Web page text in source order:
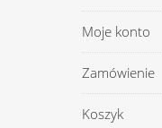
Moje konto
Zamówienie
Koszyk